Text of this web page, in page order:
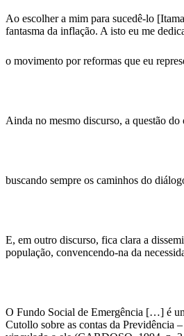
Ao escolher a mim para sucedê-lo
fantasma da inflação. A isto eu me
o movimento por reformas que eu
Ainda no mesmo discurso, a questão
buscando sempre os caminhos do
E, em outro discurso, fica clara a
população, convencendo-na da
O Fundo Social de Emergência […] é
Cutollo sobre as contas da Previdência